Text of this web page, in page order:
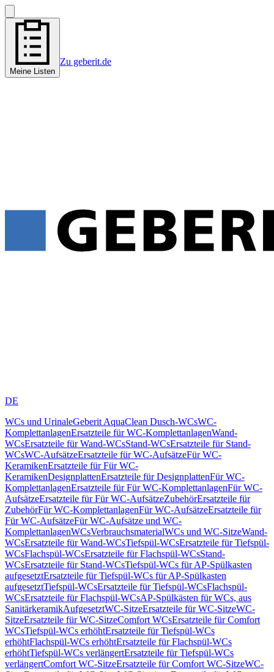
Meine Listen
Zu geberit.de
DE
WCs und UrinaleGeberit AquaClean Dusch-WCsWC-
KomplettanlagenErsatzteile für WC-KomplettanlagenWand-
WCsErsatzteile für Wand-WCsStand-WCsErsatzteile für Stand-
WCsWC-AufsätzeErsatzteile für WC-AufsätzeFür WC-
KeramikenErsatzteile für Für WC-
KeramikenDesignplattenErsatzteile für DesignplattenFür WC-
KomplettanlagenErsatzteile für Für WC-KomplettanlagenFür WC-
AufsätzeErsatzteile für Für WC-AufsätzeZubehörErsatzteile für
ZubehörFür WC-KomplettanlagenFür WC-AufsätzeErsatzteile für
Für WC-AufsätzeFür WC-Aufsätze und WC-
KomplettanlagenWCsVerbrauchsmaterialWCs und WC-SitzeWand-
WCsErsatzteile für Wand-WCsTiefspül-WCsErsatzteile für Tiefspül-
WCsFlachspül-WCsErsatzteile für Flachspül-WCsStand-
WCsErsatzteile für Stand-WCsTiefspül-WCs für AP-Spülkasten
aufgesetztErsatzteile für Tiefspül-WCs für AP-Spülkasten
aufgesetztTiefspül-WCsErsatzteile für Tiefspül-WCsFlachspül-
WCsErsatzteile für Flachspül-WCsAP-Spülkästen für WCs, aus
SanitärkeramikAufgesetztWC-SitzeErsatzteile für WC-SitzeWC-
SitzeErsatzteile für WC-SitzeComfort WCsErsatzteile für Comfort
WCsTiefspül-WCs erhöhtErsatzteile für Tiefspül-WCs
erhöhtFlachspül-WCs erhöhtErsatzteile für Flachspül-WCs
erhöhtTiefspül-WCs verlängertErsatzteile für Tiefspül-WCs
verlängertComfort WC-SitzeErsatzteile für Comfort WC-SitzeWC-